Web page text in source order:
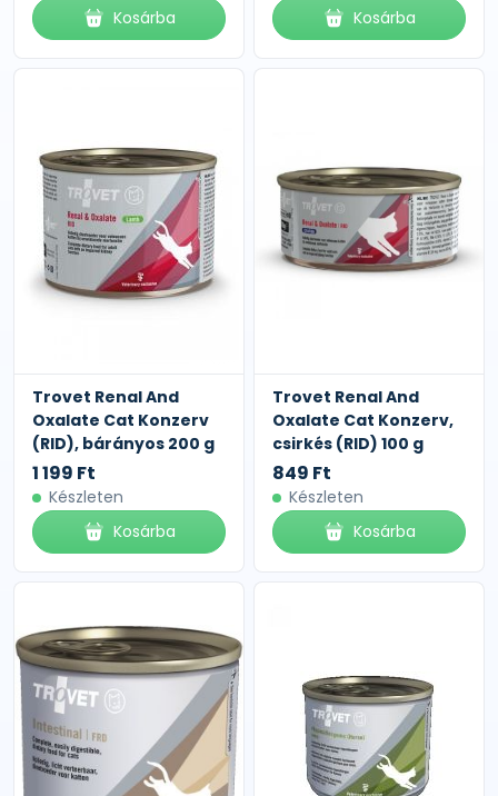
Kosárba
Kosárba
Trovet Renal And
Oxalate Cat Konzerv
(RID), bárányos 200 g
1 199 Ft
Készleten
Kosárba
Trovet Renal And
Oxalate Cat Konzerv,
csirkés (RID) 100 g
849 Ft
Készleten
Kosárba